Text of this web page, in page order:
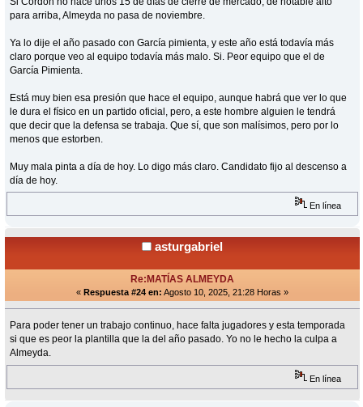
para arriba, Almeyda no pasa de noviembre.
Ya lo dije el año pasado con García pimienta, y este año está todavía más
claro porque veo al equipo todavía más malo. Si. Peor equipo que el de
García Pimienta.
Está muy bien esa presión que hace el equipo, aunque habrá que ver lo que
le dura el físico en un partido oficial, pero, a este hombre alguien le tendrá
que decir que la defensa se trabaja. Que sí, que son malísimos, pero por lo
menos que estorben.
Muy mala pinta a día de hoy. Lo digo más claro. Candidato fijo al descenso a
día de hoy.
En línea
asturgabriel
Re:MATÍAS ALMEYDA
« Respuesta #24 en: Agosto 10, 2025, 21:28 Horas »
Para poder tener un trabajo continuo, hace falta jugadores y esta temporada
si que es peor la plantilla que la del año pasado. Yo no le hecho la culpa a
Almeyda.
En línea